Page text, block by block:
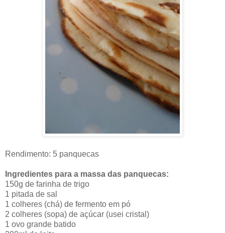
Rendimento: 5 panquecas
Ingredientes para a massa das panquecas:
150g de farinha de trigo
1 pitada de sal
1 colheres (chá) de fermento em pó
2 colheres (sopa) de açúcar (usei cristal)
1 ovo grande batido